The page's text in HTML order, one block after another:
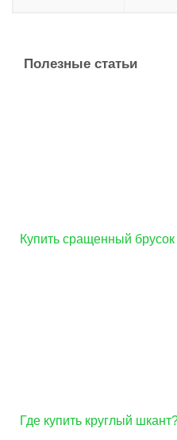
Полезные статьи
Купить сращенный брусок
Где купить круглый